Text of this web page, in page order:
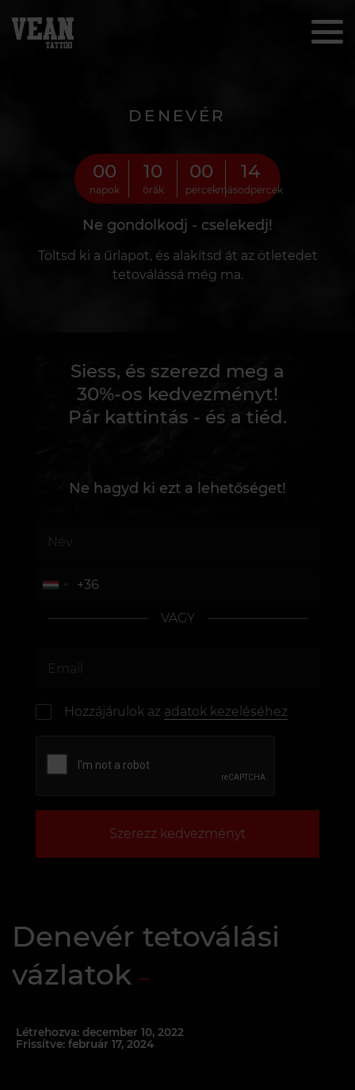
DENEVÉR
00
napok
10
órák
00
percek
12
másodpercek
Ne gondolkodj - cselekedj!
Töltsd ki a űrlapot, és alakítsd át az ötletedet
tetoválássá még ma.
Siess, és szerezd meg a
30%-os kedvezményt!
Pár kattintás - és a tiéd.
Ne hagyd ki ezt a lehetőséget!
VAGY
Hozzájárulok az adatok kezeléséhez
Szerezz kedvezményt
Denevér tetoválási
vázlatok
Létrehozva: december 10, 2022
Frissítve: február 17, 2024